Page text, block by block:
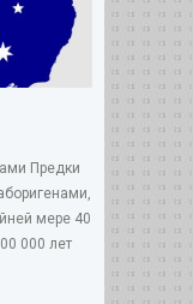
Предки
мере 40
000 лет